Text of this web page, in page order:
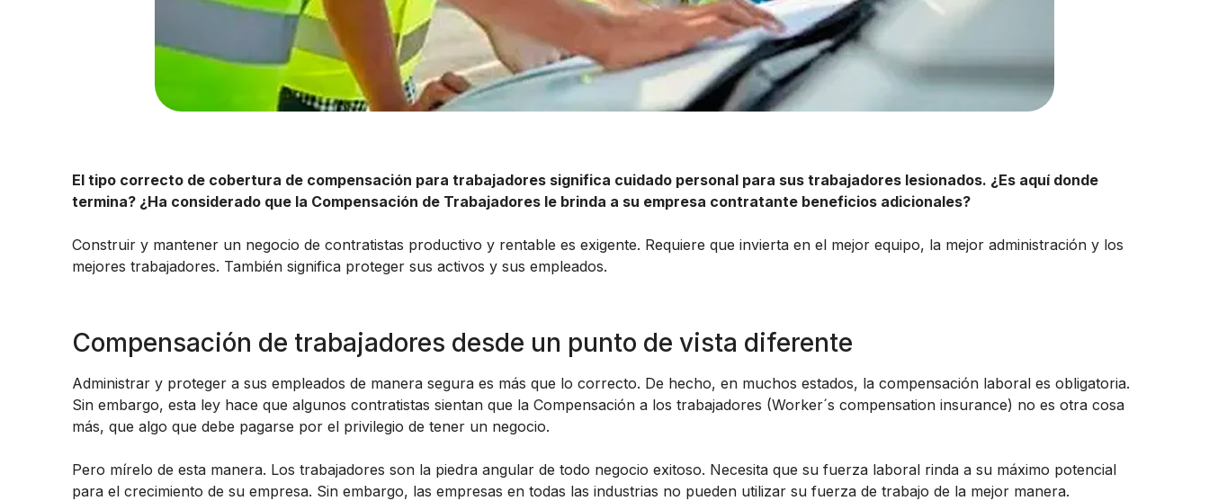
El tipo correcto de cobertura de compensación para trabajadores significa cuidado personal para sus trabajadores lesionados. ¿Es aquí donde
termina? ¿Ha considerado que la Compensación de Trabajadores le brinda a su empresa contratante beneficios adicionales?
Construir y mantener un negocio de contratistas productivo y rentable es exigente. Requiere que invierta en el mejor equipo, la mejor administración y los
mejores trabajadores. También significa proteger sus activos y sus empleados.
Compensación de trabajadores desde un punto de vista diferente
Administrar y proteger a sus empleados de manera segura es más que lo correcto. De hecho, en muchos estados, la compensación laboral es obligatoria.
Sin embargo, esta ley hace que algunos contratistas sientan que la Compensación a los trabajadores (Worker´s compensation insurance) no es otra cosa
más, que algo que debe pagarse por el privilegio de tener un negocio.
Pero mírelo de esta manera. Los trabajadores son la piedra angular de todo negocio exitoso. Necesita que su fuerza laboral rinda a su máximo potencial
para el crecimiento de su empresa. Sin embargo, las empresas en todas las industrias no pueden utilizar su fuerza de trabajo de la mejor manera.